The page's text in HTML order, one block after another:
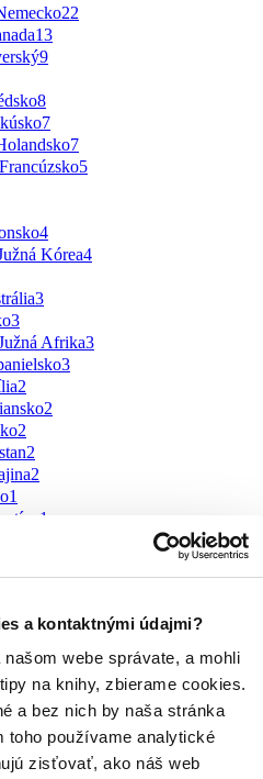
a kontaktnými údajmi?
webe správate, a mohli
na knihy, zbierame cookies.
a bez nich by naša stránka
toho používame analytické
zisťovať, ako náš web
22
13
9
8
7
7
Francúzsko5
4
Kórea4
3
3
Afrika3
3
2
2
2
2
2
1
1
19
Don Miguel Ruiz
Thomas Erikson11
Napoleon Hill8
titulov) Pavel Hirax Baričák7
Dale Carnegie6
Eckhart Tolle6